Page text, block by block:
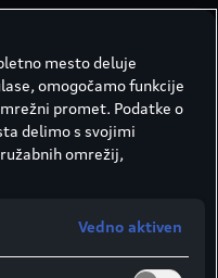
mesto deluje
omogočamo funkcije
promet. Podatke o
delimo s svojimi
omrežij,
Vedno aktiven